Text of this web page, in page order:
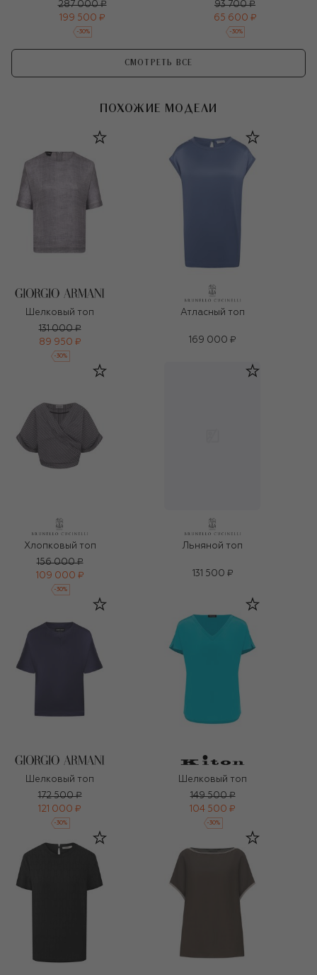
287 000 ₽
199 500 ₽
-30%
93 700 ₽
65 600 ₽
-30%
СМОТРЕТЬ ВСЕ
ПОХОЖИЕ МОДЕЛИ
Шелковый топ
131 000 ₽
89 950 ₽
-30%
Атласный топ
169 000 ₽
Хлопковый топ
156 000 ₽
109 000 ₽
-30%
Льняной топ
131 500 ₽
Шелковый топ
172 500 ₽
121 000 ₽
-30%
Шелковый топ
149 500 ₽
104 500 ₽
-30%